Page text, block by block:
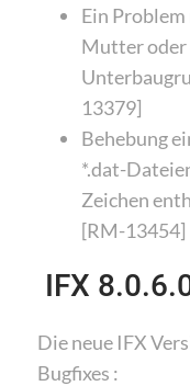
Ein
Mutter oder
13379]
Behebung
*.dat-
Zeichen
[RM-13454]
IFX
Die neue IFX
Bugfixes :